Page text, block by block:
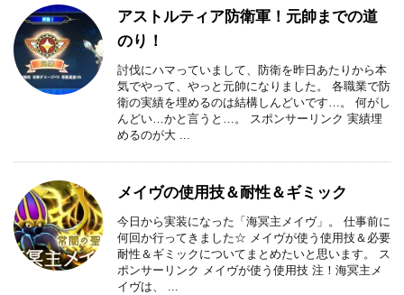
アストルティア防衛軍！元帥までの道
のり！
討伐にハマっていまして、防衛を昨日あたりから本
気でやって、やっと元帥になりました。 各職業で防
衛の実績を埋めるのは結構しんどいです…。 何がし
んどい…かと言うと…。 スポンサーリンク 実績埋
めるのが大 ...
メイヴの使用技＆耐性＆ギミック
今日から実装になった「海冥主メイヴ」。 仕事前に
何回か行ってきました☆ メイヴが使う使用技＆必要
耐性＆ギミックについてまとめたいと思います。 ス
ポンサーリンク メイヴが使う使用技 注！海冥主メ
イヴは、 ...